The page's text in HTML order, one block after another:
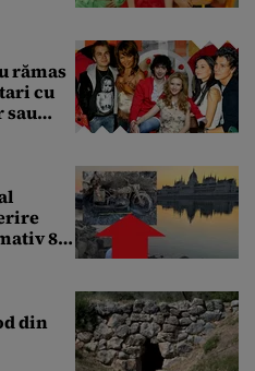
rămas
cu
sau
80
din